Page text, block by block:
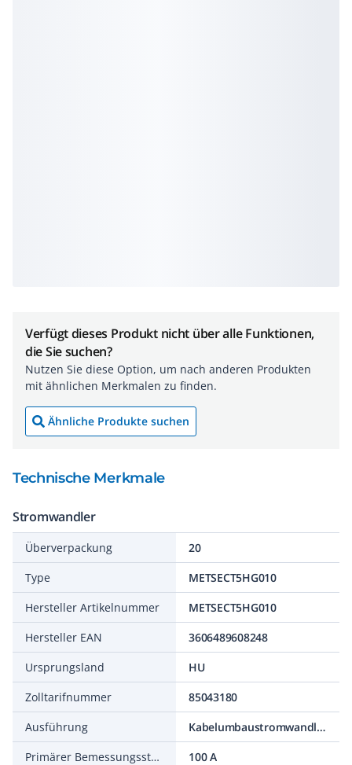
Verfügt dieses Produkt nicht über alle Funktionen,
die Sie suchen?
Nutzen Sie diese Option, um nach anderen Produkten
mit ähnlichen Merkmalen zu finden.
Ähnliche Produkte suchen
Technische Merkmale
Stromwandler
Überverpackung
20
Type
METSECT5HG010
Hersteller Artikelnummer
METSECT5HG010
Hersteller EAN
3606489608248
Ursprungsland
HU
Zolltarifnummer
85043180
Ausführung
Kabelumbaustromwandler
Primärer Bemessungsstrom In
100 A